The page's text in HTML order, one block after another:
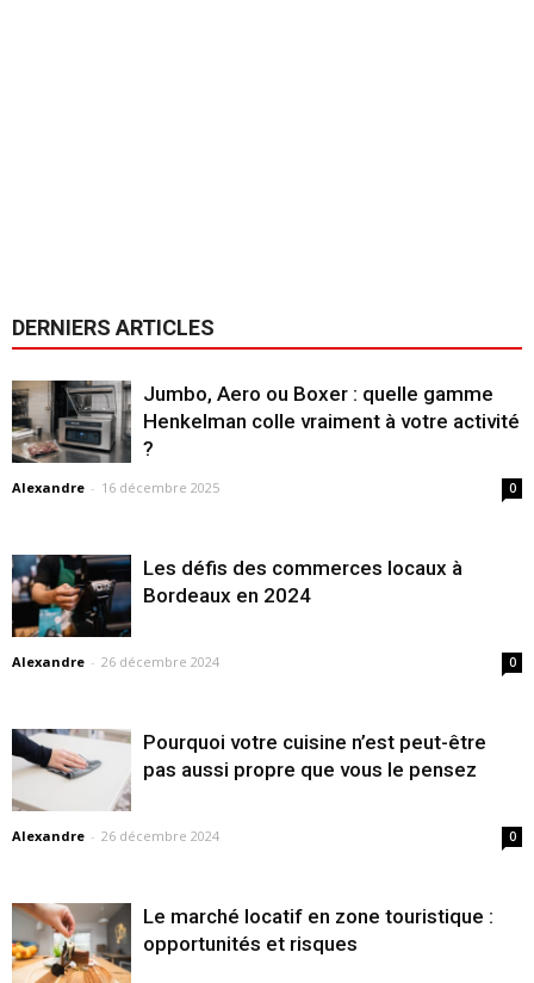
DERNIERS ARTICLES
Jumbo, Aero ou Boxer : quelle gamme
Henkelman colle vraiment à votre activité
?
Alexandre - 16 décembre 2025 0
Les défis des commerces locaux à
Bordeaux en 2024
Alexandre - 26 décembre 2024 0
Pourquoi votre cuisine n’est peut-être
pas aussi propre que vous le pensez
Alexandre - 26 décembre 2024 0
Le marché locatif en zone touristique :
opportunités et risques